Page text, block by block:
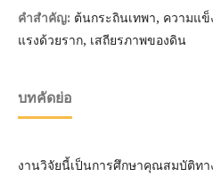
คำสำคัญ: ต้นกระถินเทพา, ความแ
แรงด้วยราก, เสถียรภาพของดิน
บทคัดย่อ
งานวิจัยนี้เป็นการศึกษาคุณสมบัติท